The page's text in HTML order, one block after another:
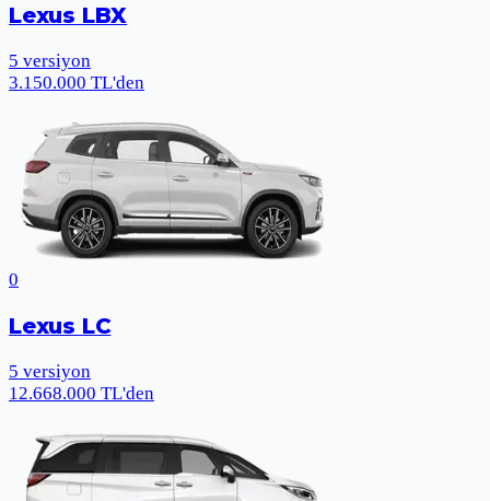
Lexus LBX
5 versiyon
3.150.000 TL'den
0
Lexus LC
5 versiyon
12.668.000 TL'den